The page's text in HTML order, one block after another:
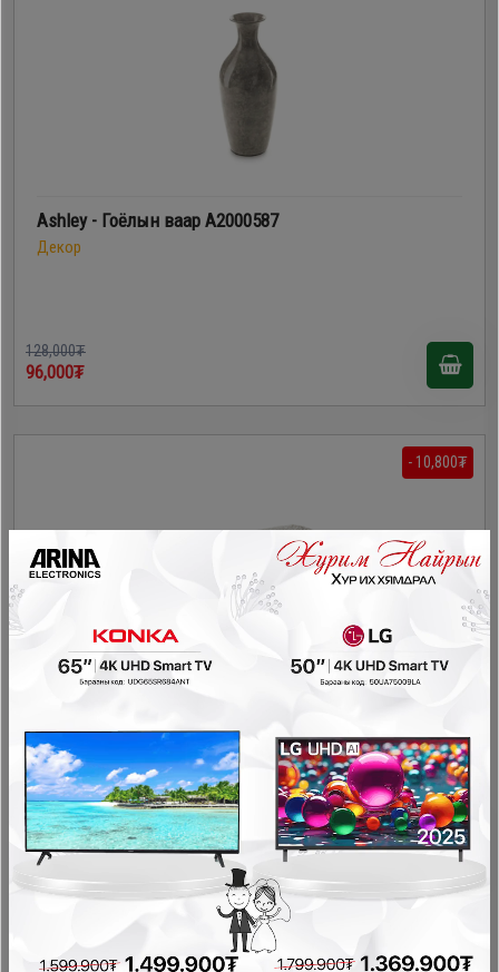
Ashley - Гоёлын ваар A2000587
Декор
128,000₮
96,000₮
- 10,800₮
Декор
108,000₮
97,200₮